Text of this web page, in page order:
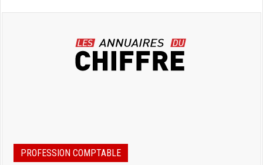
PROFESSION COMPTABLE